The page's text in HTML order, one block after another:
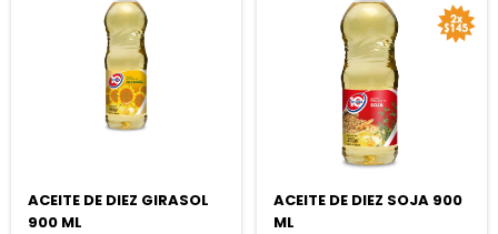
ACEITE DE DIEZ GIRASOL
900 ML
ACEITE DE DIEZ SOJA 900
ML